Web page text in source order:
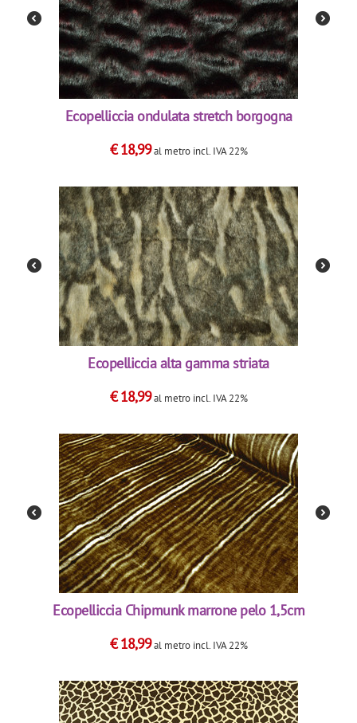
Ecopelliccia ondulata stretch borgogna
€18,99 al metro incl. IVA 22%
Ecopelliccia alta gamma striata
€18,99 al metro incl. IVA 22%
Ecopelliccia Chipmunk marrone pelo 1,5cm
€18,99 al metro incl. IVA 22%